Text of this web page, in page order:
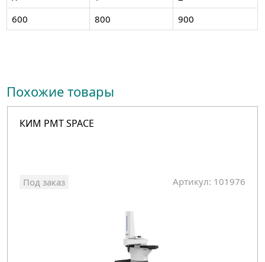
600
800 900
Похожие товары
КИМ PMT SPACE
Под заказ Артикул: 101976